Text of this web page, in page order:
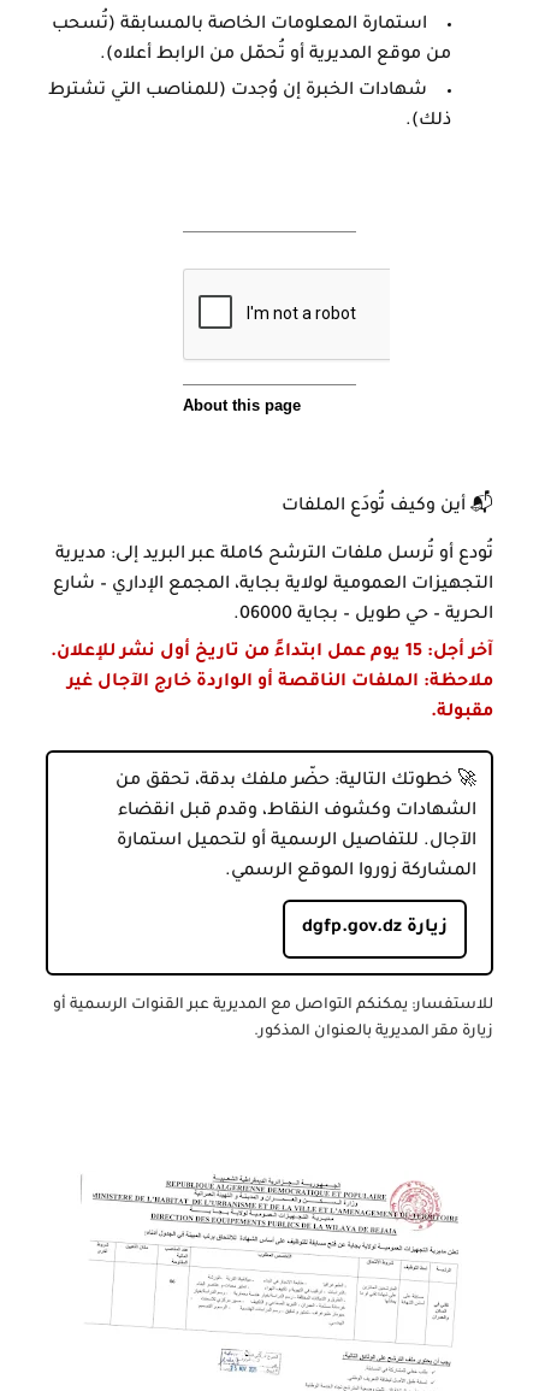
استمارة المعلومات الخاصة بالمسابقة (تُسحب
من موقع المديرية أو تُحمّل من الرابط أعلاه).
شهادات الخبرة إن وُجدت (للمناصب التي تشترط
ذلك).
📬 أين وكيف تُودَع الملفات
تُودع أو تُرسل ملفات الترشح كاملة عبر البريد إلى: مديرية
التجهيزات العمومية لولاية بجاية، المجمع الإداري – شارع
الحرية – حي طويل – بجاية 06000
.
آخر أجل: 15 يوم عمل ابتداءً من تاريخ أول نشر للإعلان
.
ملاحظة: الملفات الناقصة أو الواردة خارج الآجال غير
مقبولة.
🚀 خطوتك التالية: حضّر ملفك بدقة، تحقق من
الشهادات وكشوف النقاط، وقدم قبل انقضاء
الآجال. للتفاصيل الرسمية أو لتحميل استمارة
المشاركة زوروا الموقع الرسمي.
زيارة dgfp.gov.dz
للاستفسار: يمكنكم التواصل مع المديرية عبر القنوات الرسمية أو
زيارة مقر المديرية بالعنوان المذكور.